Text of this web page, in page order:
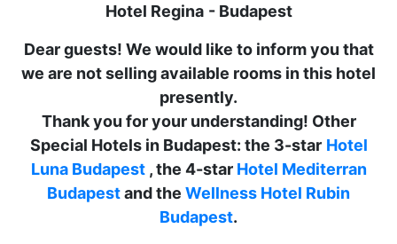
Hotel Regina - Budapest
Dear guests! We would like to inform you that
we are not selling available rooms in this hotel
presently.
Thank you for your understanding! Other
Special Hotels in Budapest: the 3-star Hotel
Luna Budapest, the 4-star Hotel Mediterran
Budapestand the Wellness Hotel Rubin
Budapest.